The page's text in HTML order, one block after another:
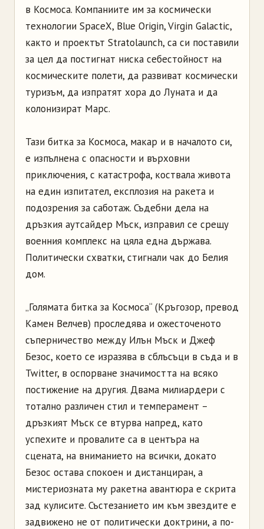
в Космоса. Компаниите им за космически
технологии SpaceX, Blue Origin, Virgin Galactic,
както и проектът Stratolaunch, са си поставили
за цел да постигнат ниска себестойност на
космическите полети, да развиват космически
туризъм, да изпратят хора до Луната и да
колонизират Марс.
Тази битка за Космоса, макар и в началото си,
е изпълнена с опасности и върховни
приключения, с катастрофа, коствала живота
на един изпитател, експлозия на ракета и
подозрения за саботаж. Съдебни дела на
дръзкия аутсайдер Мъск, изправил се срещу
военния комплекс на цяла една държава.
Политически схватки, стигнали чак до Белия
дом.
„Голямата битка за Космоса“ (Кръгозор, превод
Камен Велчев) проследява и ожесточеното
съперничество между Илън Мъск и Джеф
Безос, което се изразява в сблъсъци в съда и в
Twitter, в оспорване значимостта на всяко
постижение на другия. Двама милиардери с
тотално различен стил и темперамент –
дръзкият Мъск се втурва напред, като
успехите и провалите са в центъра на
сцената, на вниманието на всички, докато
Безос остава спокоен и дистанциран, а
мистериозната му ракетна авантюра е скрита
зад кулисите. Състезанието им към звездите е
задвижено не от политически доктрини, а по-